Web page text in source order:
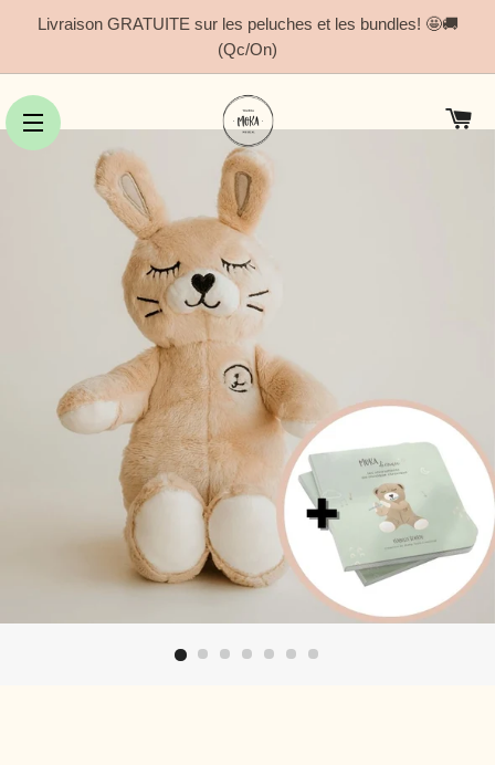
Livraison GRATUITE sur les peluches et les bundles! 🤩🚚
(Qc/On)
Navigation